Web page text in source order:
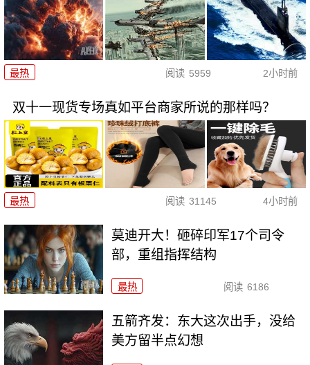
最热 阅读 5959 2小时前
双十一现货专场真如平台商家所说的那样吗？
最热 阅读 31145 4小时前
莫迪开大！砸碎印军17个司令
部，重组指挥结构
最热 阅读 6186
五箭齐发：东大这次出手，没给
美方留半点幻想